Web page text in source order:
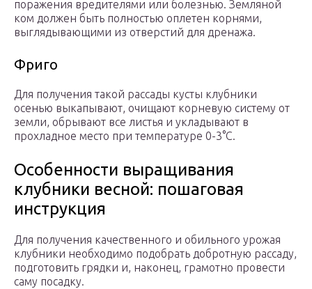
поражения вредителями или болезнью. Земляной
ком должен быть полностью оплетен корнями,
выглядывающими из отверстий для дренажа.
Фриго
Для получения такой рассады кусты клубники
осенью выкапывают, очищают корневую систему от
земли, обрывают все листья и укладывают в
прохладное место при температуре 0-3°C.
Особенности выращивания
клубники весной: пошаговая
инструкция
Для получения качественного и обильного урожая
клубники необходимо подобрать добротную рассаду,
подготовить грядки и, наконец, грамотно провести
саму посадку.